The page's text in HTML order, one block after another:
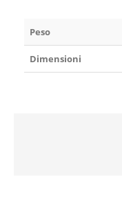
Peso
Dimensioni